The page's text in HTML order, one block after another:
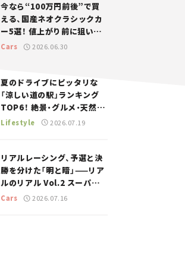
今なら“100万円前後”で買
える、国産ネオクラシックカ
ー5選！ 値上がり前に狙いた
い、中古車探しをお手伝い――ち
Cars 2026.06.30
夏のドライブにピッタリな
「涼しい道の駅」ランキング
TOP6！ 絶景・グルメ・天然ク
ーラーなど、避暑におすすめ
Lifestyle 2026.07.19
リアルレーシング、予選と決
勝を分けた「明と暗」——リア
ルのリアル Vol.2 スーパー
GT 2026開幕戦 岡山国際サ
Cars 2026.07.16